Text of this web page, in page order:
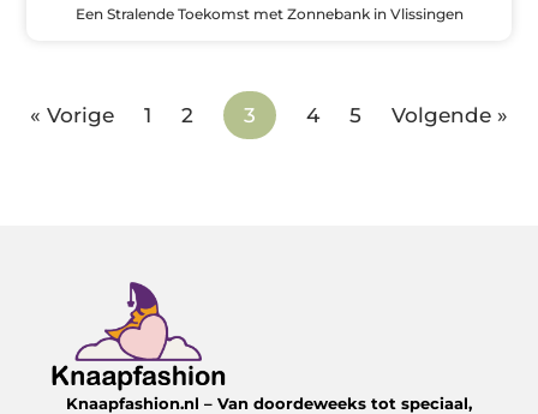
Een Stralende Toekomst met Zonnebank in Vlissingen
« Vorige 1 2 3 4 5 Volgende »
Knaapfashion.nl – Van doordeweeks tot speciaal,